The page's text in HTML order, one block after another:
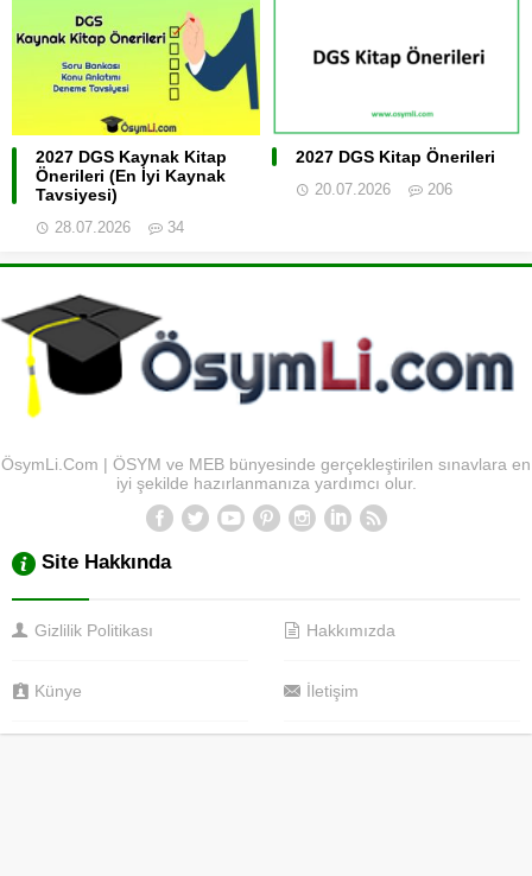
2027 DGS Kaynak Kitap
Önerileri (En İyi Kaynak
Tavsiyesi)
28.07.2026 34
2027 DGS Kitap Önerileri
20.07.2026 206
ÖsymLi.Com | ÖSYM ve MEB bünyesinde gerçekleştirilen sınavlara en
iyi şekilde hazırlanmanıza yardımcı olur.
Site Hakkında
Gizlilik Politikası Hakkımızda
Künye İletişim